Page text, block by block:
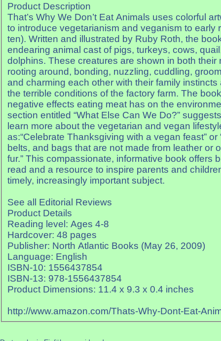
Product Description
That’s Why We Don’t Eat Animals uses colorful
to introduce vegetarianism and veganism to early
ten). Written and illustrated by Ruby Roth, the
endearing animal cast of pigs, turkeys, cows,
dolphins. These creatures are shown in both
rooting around, bonding, nuzzling, cuddling,
and charming each other with their family
the terrible conditions of the factory farm. The
negative effects eating meat has on the
section entitled “What Else Can We Do?”
learn more about the vegetarian and vegan
as:“Celebrate Thanksgiving with a vegan feast”
belts, and bags that are not made from leather or
fur.” This compassionate, informative book offers
read and a resource to inspire parents and
timely, increasingly important subject.
See all Editorial Reviews
Product Details
Reading level: Ages 4-8
Hardcover: 48 pages
Publisher: North Atlantic Books (May 26, 2009)
Language: English
ISBN-10: 1556437854
ISBN-13: 978-1556437854
Product Dimensions: 11.4 x 9.3 x 0.4 inches
http://www.amazon.com/Thats-Why-Dont-Eat-